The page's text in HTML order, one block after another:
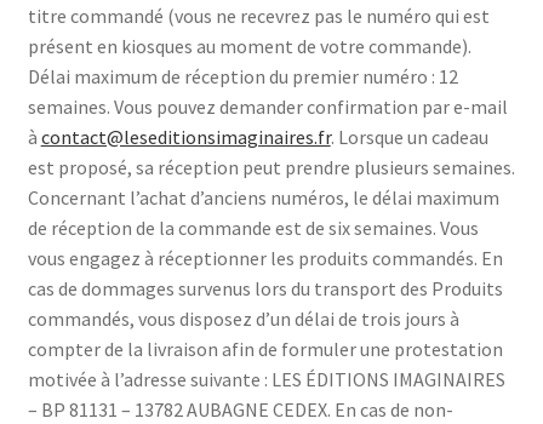
titre commandé (vous ne recevrez pas le numéro qui est
présent en kiosques au moment de votre commande).
Délai maximum de réception du premier numéro : 12
semaines. Vous pouvez demander confirmation par e-mail
à contact@leseditionsimaginaires.fr. Lorsque un cadeau
est proposé, sa réception peut prendre plusieurs semaines.
Concernant l’achat d’anciens numéros, le délai maximum
de réception de la commande est de six semaines. Vous
vous engagez à réceptionner les produits commandés. En
cas de dommages survenus lors du transport des Produits
commandés, vous disposez d’un délai de trois jours à
compter de la livraison afin de formuler une protestation
motivée à l’adresse suivante : LES ÉDITIONS IMAGINAIRES
– BP 81131 – 13782 AUBAGNE CEDEX. En cas de non-